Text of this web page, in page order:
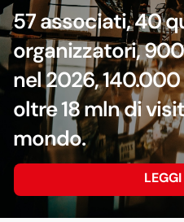
57 associati, 40
organizzatori,
nel 2026,
oltre 18 mln di
mondo.